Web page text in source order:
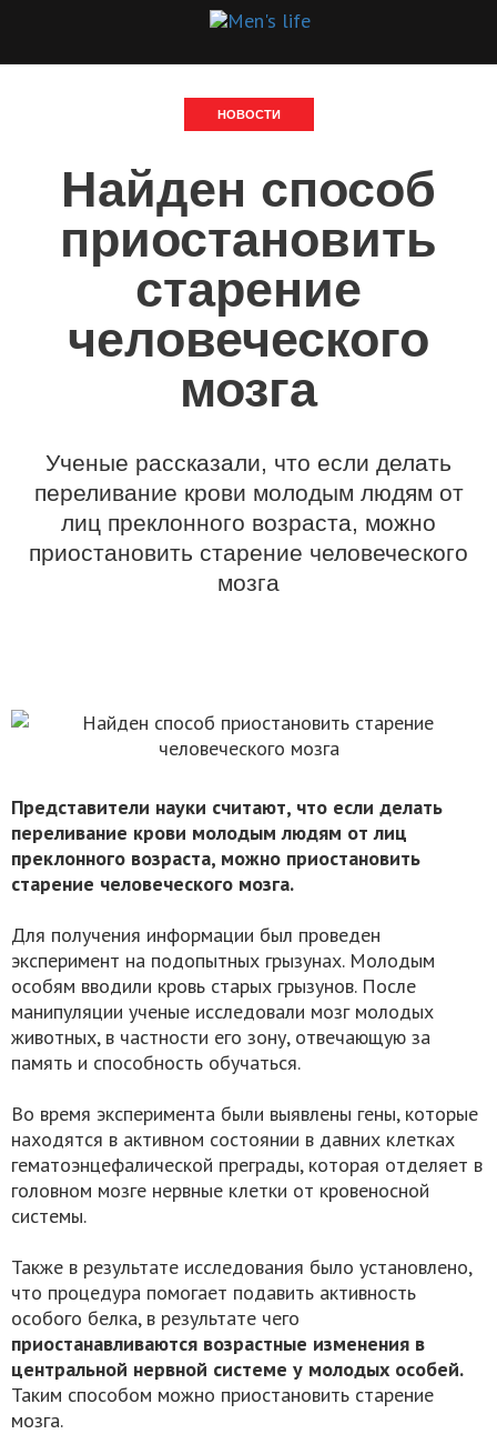
НОВОСТИ
Найден способ
приостановить
старение
человеческого
мозга
Ученые рассказали, что если делать
переливание крови молодым людям от
лиц преклонного возраста, можно
приостановить старение человеческого
мозга
Представители науки считают, что если делать
переливание крови молодым людям от лиц
преклонного возраста, можно приостановить
старение человеческого мозга.
Для получения информации был проведен
эксперимент на подопытных грызунах. Молодым
особям вводили кровь старых грызунов. После
манипуляции ученые исследовали мозг молодых
животных, в частности его зону, отвечающую за
память и способность обучаться.
Во время эксперимента были выявлены гены, которые
находятся в активном состоянии в давних клетках
гематоэнцефалической преграды, которая отделяет в
головном мозге нервные клетки от кровеносной
системы.
Также в результате исследования было установлено,
что процедура помогает подавить активность
особого белка, в результате чего
приостанавливаются возрастные изменения в
центральной нервной системе у молодых особей.
Таким способом можно приостановить старение
мозга.